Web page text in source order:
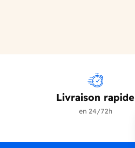
Livraison rapide
en 24/72h